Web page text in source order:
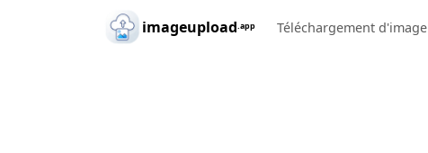
Skip to main content
imageupload.app Téléchargement d'image